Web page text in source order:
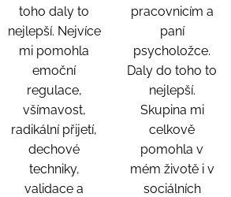
toho daly to
nejlepší. Nejvíce
mi pomohla
emoční
regulace,
všímavost,
radikální přijetí,
dechové
techniky,
validace a
pracovnicím a
paní
psycholožce.
Daly do toho to
nejlepší.
Skupina mi
celkově
pomohla v
mém životě i v
sociálních